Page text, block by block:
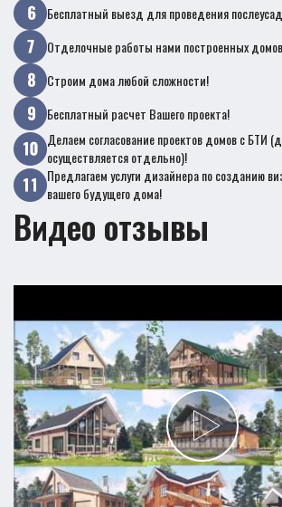
Бесплатный выезд для проведения
Отделочные работы нами построенных
Строим дома любой сложности!
Бесплатный расчет Вашего проекта!
Делаем согласование проектов домов с БТИ
осуществляется отдельно)!
Предлагаем услуги дизайнера по созданию
вашего будущего дома!
Видео отзывы